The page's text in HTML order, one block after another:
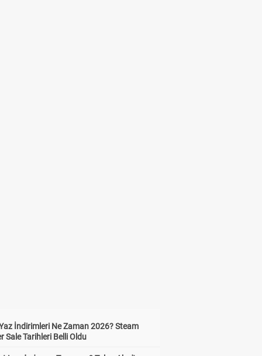
İndirimleri Ne Zaman 2026? Steam
Sale Tarihleri Belli Oldu